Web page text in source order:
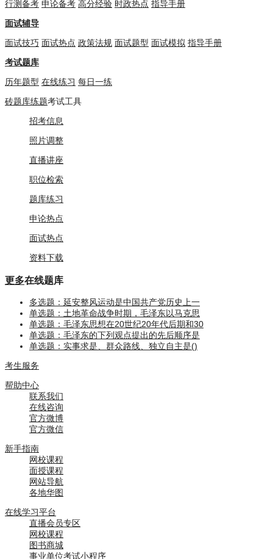
行测备考 申论备考 高分经验 时政热点 指导手册
面试辅导
面试技巧 面试热点 政策法规 面试题型 面试模拟 指导手册
考试题库
历年题型 在线练习 每日一练
砖题库练题考试工具
招考信息
照片调整
直播讲座
职位检索
题库练习
申论热点
面试热点
资料下载
更多在线题库
多选题：延安整风运动是中国共产党历史上一
单选题：土地革命战争时期，毛泽东以马克思
单选题：毛泽东思想在20世纪20年代后期和30
单选题：毛泽东的下列观点提出的先后顺序是
单选题：实事求是、群众路线、独立自主是()
考生服务
帮助中心
联系我们
在线咨询
官方微博
官方微信
新手指南
网校课程
面授课程
网站导航
各地华图
在线学习平台
直播会员专区
网校课程
图书商城
事业单位考试小程序